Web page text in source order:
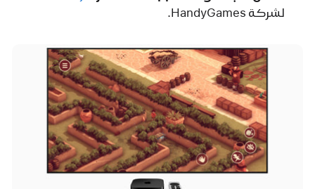
لشركة HandyGames.